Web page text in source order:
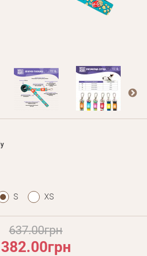
+380 (95) 095-00-05
S XS
637.00грн
382.00грн